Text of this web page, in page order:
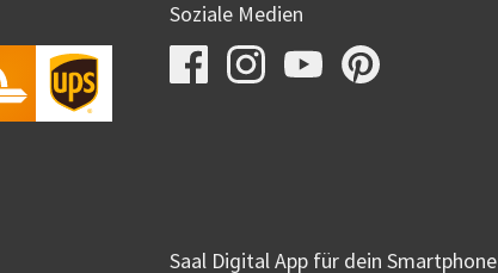
Soziale Medien
Saal Digital App für dein Smartphone